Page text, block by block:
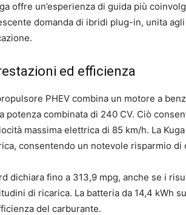
offre un’esperienza di guida più
domanda di ibridi plug-in, unita
ed efficienza
PHEV combina un motore a
potenza combinata di 240 CV. Ciò
massima elettrica di 85 km/h. La
consentendo un notevole risparmio
dichiara fino a 313,9 mpg, anche se i
di ricarica. La batteria da 14,4 kWh
del carburante.